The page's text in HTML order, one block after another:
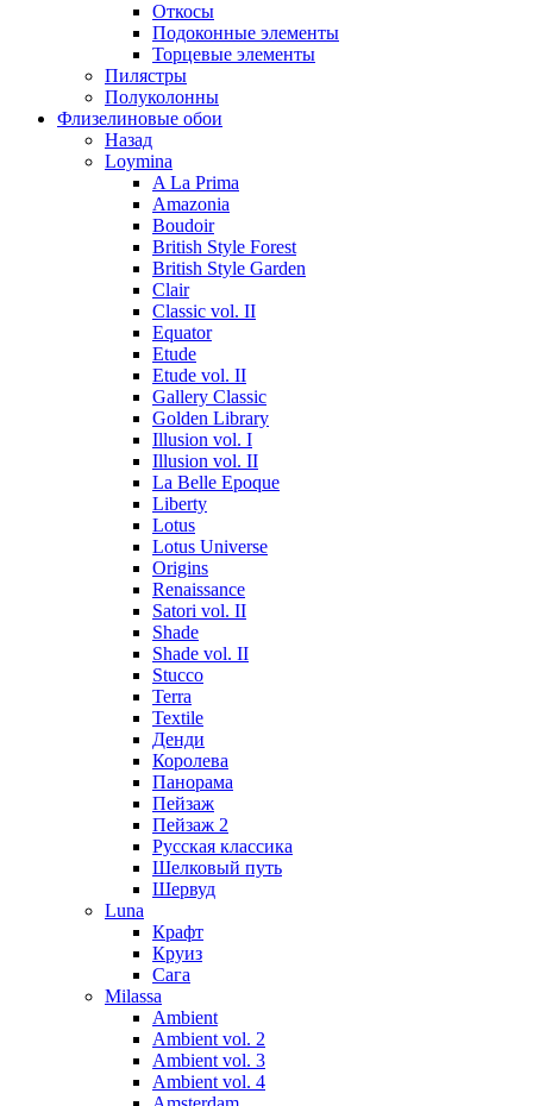
Откосы
Подоконные элементы
Торцевые элементы
Пилястры
Полуколонны
Флизелиновые обои
Назад
Loymina
A La Prima
Amazonia
Boudoir
British Style Forest
British Style Garden
Clair
Classic vol. II
Equator
Etude
Etude vol. II
Gallery Classic
Golden Library
Illusion vol. I
Illusion vol. II
La Belle Epoque
Liberty
Lotus
Lotus Universe
Origins
Renaissance
Satori vol. II
Shade
Shade vol. II
Stucco
Terra
Textile
Денди
Королева
Панорама
Пейзаж
Пейзаж 2
Русская классика
Шелковый путь
Шервуд
Luna
Крафт
Круиз
Сага
Milassa
Ambient
Ambient vol. 2
Ambient vol. 3
Ambient vol. 4